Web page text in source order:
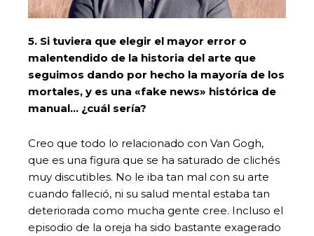
5. Si tuviera que elegir el mayor error o
malentendido de la historia del arte que
seguimos dando por hecho la mayoría de los
mortales, y es una «fake news» histórica de
manual… ¿cuál sería?
Creo que todo lo relacionado con Van Gogh,
que es una figura que se ha saturado de clichés
muy discutibles. No le iba tan mal con su arte
cuando falleció, ni su salud mental estaba tan
deteriorada como mucha gente cree. Incluso el
episodio de la oreja ha sido bastante exagerado